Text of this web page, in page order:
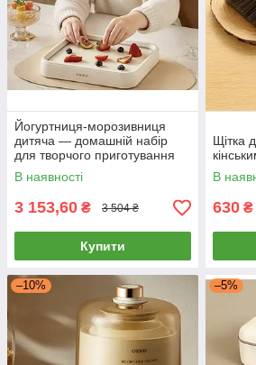
Йогуртниця-морозивниця
дитяча — домашній набір
для творчого приготування
морозива та смаженого
йогурту без електрики, Oidire
В наявності
3 153,60 ₴ 3 504 ₴
Купити
Щітка
В
630 ₴
–10% –5%